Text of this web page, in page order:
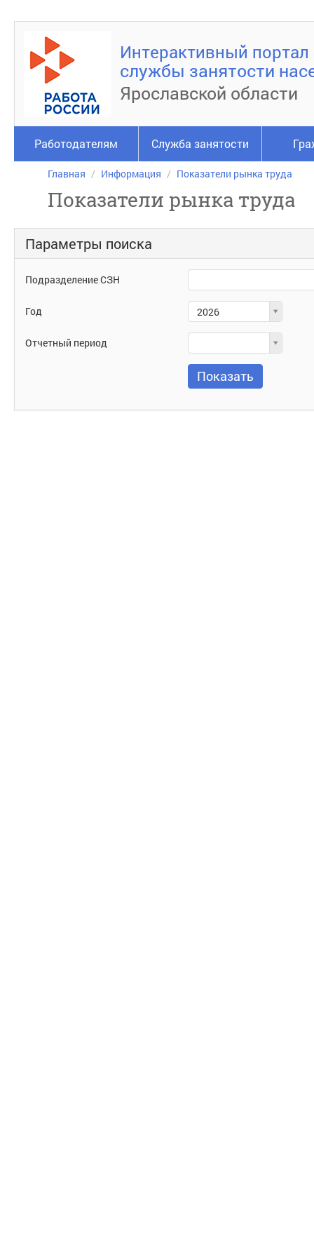
Интерактивный портал
службы занятости
Ярославской области
Работодателям Служба занятости
Главная Информация Показатели рынка труда
Показатели рынка труда
Параметры поиска
Подразделение СЗН
СЗН
Год
2026
Год
Отчетный период
период
Показать